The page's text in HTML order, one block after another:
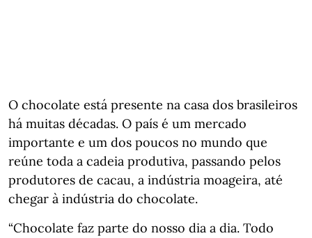
O chocolate está presente na casa dos brasileiros
há muitas décadas. O país é um mercado
importante e um dos poucos no mundo que
reúne toda a cadeia produtiva, passando pelos
produtores de cacau, a indústria moageira, até
chegar à indústria do chocolate.
“Chocolate faz parte do nosso dia a dia. Todo